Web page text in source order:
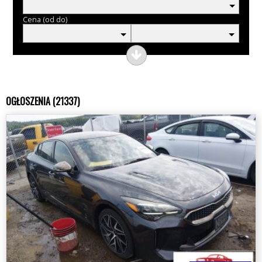
Cena (od do)
OGŁOSZENIA (21337)